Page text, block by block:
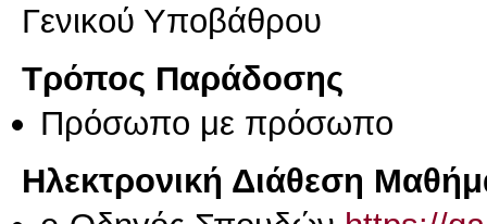
Γενικού Υποβάθρου
Τρόπος Παράδοσης
Πρόσωπο με πρόσωπο
Ηλεκτρονική Διάθεση